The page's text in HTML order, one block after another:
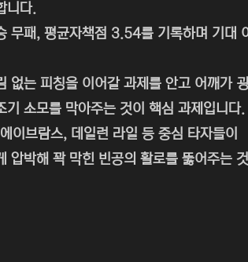
니다.
무패, 평균자책점 3.54를 기록하며 기대
없는 피칭을 이어갈 과제를 안고 어깨가
소모를 막아주는 것이 핵심 과제입니다.
이브람스, 데일런 라일 등 중심 타자들이
압박해 꽉 막힌 빈공의 활로를 뚫어주는